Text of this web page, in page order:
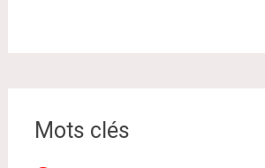
Mots clés